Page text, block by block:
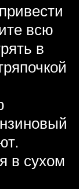
всю
в
в сухом